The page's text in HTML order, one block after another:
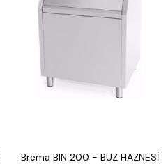
Brema BIN 200 - BUZ HAZNESİ